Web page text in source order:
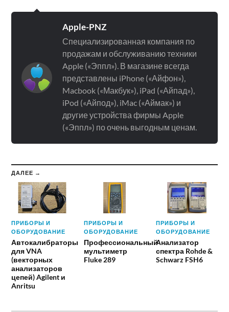
Apple-PNZ
Специализированная компания по
продажам и обслуживанию техники
Apple («Эппл»). В магазине всегда
представлены iPhone («Айфон»),
Macbook («Макбук»), iPad («Айпад»),
iPod («Айпод»), iMac («Аймак») и
другие устройства фирмы Apple
(«Эппл») по очень выгодным ценам.
ДАЛЕЕ →
ПРИБОРЫ И
ОБОРУДОВАНИЕ
Автокалибраторы
для VNA
(векторных
анализаторов
цепей) Agilent и
Anritsu
ПРИБОРЫ И
ОБОРУДОВАНИЕ
Профессиональный
мультиметр
Fluke 289
ПРИБОРЫ И
ОБОРУДОВАНИЕ
Анализатор
спектра Rohde &
Schwarz FSH6